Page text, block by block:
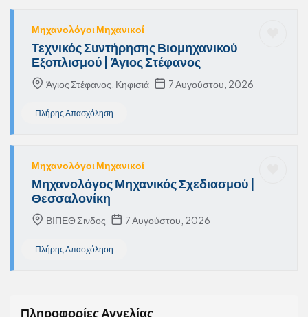
Μηχανολόγοι Μηχανικοί
Τεχνικός Συντήρησης Βιομηχανικού
Εξοπλισμού | Άγιος Στέφανος
Άγιος Στέφανος, Κηφισιά 7 Αυγούστου, 2026
Πλήρης Απασχόληση
Μηχανολόγοι Μηχανικοί
Μηχανολόγος Μηχανικός Σχεδιασμού |
Θεσσαλονίκη
ΒΙΠΕΘ Σινδος 7 Αυγούστου, 2026
Πλήρης Απασχόληση
Πληροφορίες Αγγελίας